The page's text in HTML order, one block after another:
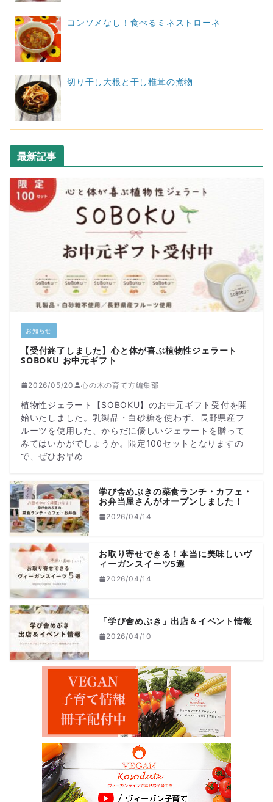
コンソメなし！食べるミネストローネ
切り干し大根と干し椎茸の煮物
最新記事
お知らせ
【受付終了しました】心と体が喜ぶ植物性ジェラート
SOBOKU お中元ギフト
2026/05/20 心の木の育て方編集部
植物性ジェラート【SOBOKU】のお中元ギフト受付を開
始いたしました。乳製品・白砂糖を使わず、長野県産フ
ルーツを使用した、からだに優しいジェラートを贈って
みてはいかがでしょうか。限定100セットとなりますの
で、ぜひお早め
学び舎めぶきの菜食ランチ・カフェ・
お弁当屋さんがオープンしました！
2026/04/14
お取り寄せできる！本当に美味しいヴ
ィーガンスイーツ5選
2026/04/14
「学び舎めぶき」出店＆イベント情報
2026/04/10